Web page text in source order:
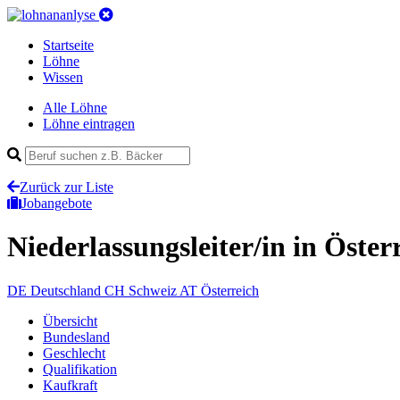
Startseite
Löhne
Wissen
Alle Löhne
Löhne eintragen
Zurück zur Liste
Jobangebote
Niederlassungsleiter/in in
DE Deutschland CH Schweiz AT Österreich
Übersicht
Bundesland
Geschlecht
Qualifikation
Kaufkraft